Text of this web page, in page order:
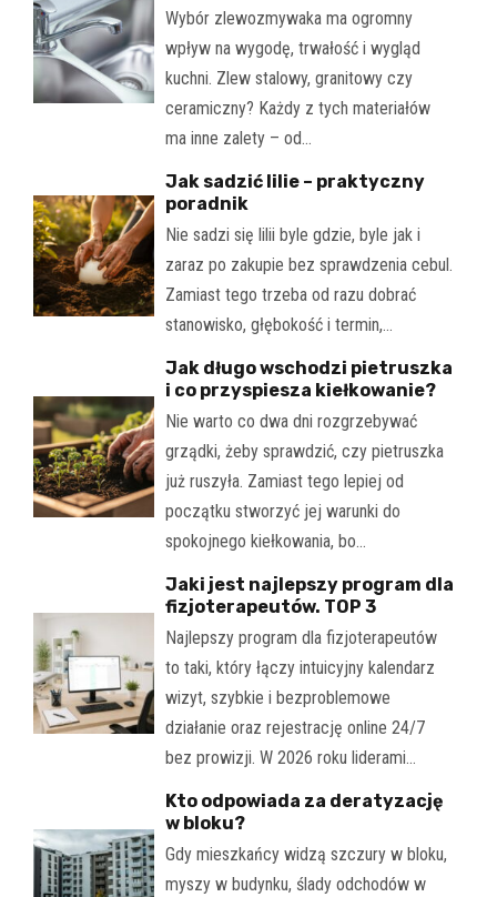
Wybór zlewozmywaka ma ogromny
wpływ na wygodę, trwałość i wygląd
kuchni. Zlew stalowy, granitowy czy
ceramiczny? Każdy z tych materiałów
ma inne zalety – od…
Jak sadzić lilie – praktyczny
poradnik
Nie sadzi się lilii byle gdzie, byle jak i
zaraz po zakupie bez sprawdzenia cebul.
Zamiast tego trzeba od razu dobrać
stanowisko, głębokość i termin,…
Jak długo wschodzi pietruszka
i co przyspiesza kiełkowanie?
Nie warto co dwa dni rozgrzebywać
grządki, żeby sprawdzić, czy pietruszka
już ruszyła. Zamiast tego lepiej od
początku stworzyć jej warunki do
spokojnego kiełkowania, bo…
Jaki jest najlepszy program dla
fizjoterapeutów. TOP 3
Najlepszy program dla fizjoterapeutów
to taki, który łączy intuicyjny kalendarz
wizyt, szybkie i bezproblemowe
działanie oraz rejestrację online 24/7
bez prowizji. W 2026 roku liderami…
Kto odpowiada za deratyzację
w bloku?
Gdy mieszkańcy widzą szczury w bloku,
myszy w budynku, ślady odchodów w